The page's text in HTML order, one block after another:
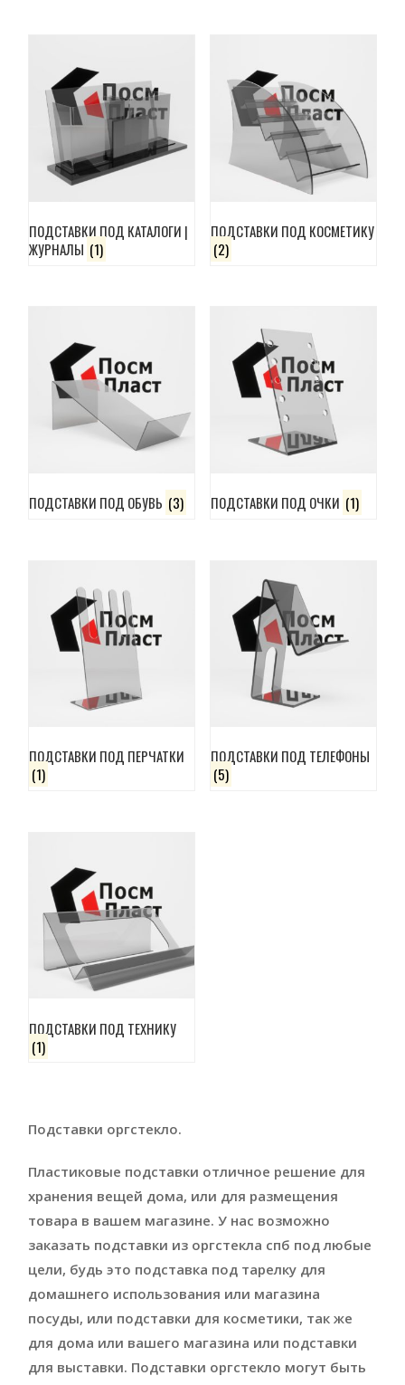
ПОДСТАВКИ ПОД КАТАЛОГИ |
ЖУРНАЛЫ (1)
ПОДСТАВКИ ПОД КОСМЕТИКУ
(2)
ПОДСТАВКИ ПОД ОБУВЬ (3) ПОДСТАВКИ ПОД ОЧКИ (1)
ПОДСТАВКИ ПОД ПЕРЧАТКИ
(1)
ПОДСТАВКИ ПОД ТЕЛЕФОНЫ
(5)
ПОДСТАВКИ ПОД ТЕХНИКУ
(1)
Подставки оргстекло.
Пластиковые подставки отличное решение для
хранения вещей дома, или для размещения
товара в вашем магазине. У нас возможно
заказать подставки из оргстекла спб под любые
цели, будь это подставка под тарелку для
домашнего использования или магазина
посуды, или подставки для косметики, так же
для дома или вашего магазина или подставки
для выставки. Подставки оргстекло могут быть